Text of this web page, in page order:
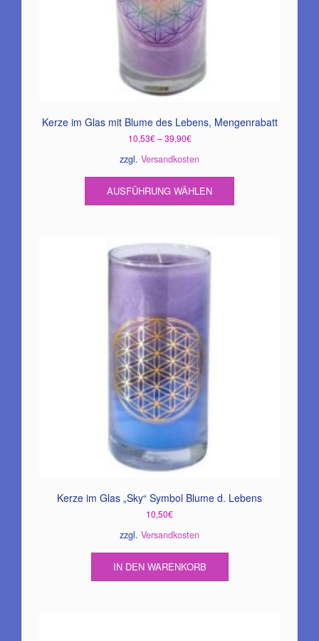
Kerze im Glas mit Blume des Lebens, Mengenrabatt
10,53€–39,90€
zzgl. Versandkosten
AUSFÜHRUNG WÄHLEN
Dieses
weist
Kerze im Glas „Sky“ Symbol Blume d. Lebens
10,50€
zzgl. Versandkosten
IN DEN WARENKORB